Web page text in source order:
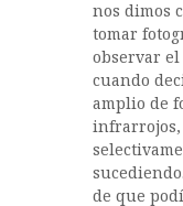
nos dimos
tomar
observar el
cuando
amplio de
de que